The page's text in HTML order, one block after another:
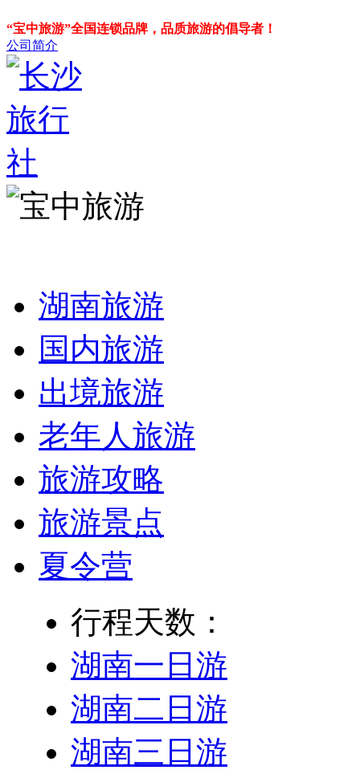
“宝中旅游”全国连锁品牌，品质旅游的倡导者！
公司简介
湖南旅游
国内旅游
出境旅游
老年人旅游
旅游攻略
旅游景点
夏令营
行程天数：
湖南一日游
湖南二日游
湖南三日游